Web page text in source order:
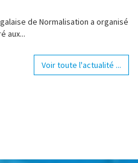
de Normalisation a organisé
aux...
Voir toute l'actualité ...